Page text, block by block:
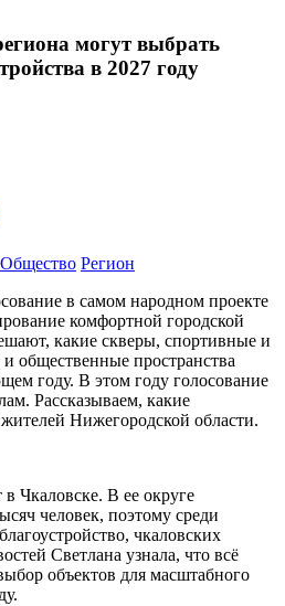
могут выбрать
в 2027 году
Общество Регион
в самом народном проекте
комфортной городской
какие скверы, спортивные и
общественные пространства
году. В этом году голосование
Рассказываем, какие
Нижегородской области.
Чкаловске. В ее округе
человек, поэтому среди
чкаловских
Светлана узнала, что всё
объектов для масштабного